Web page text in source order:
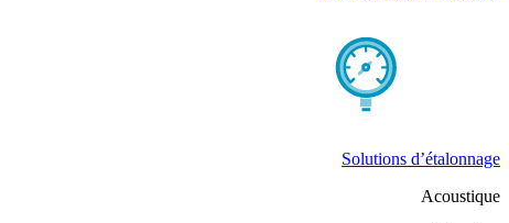
Solutions d’étalonnage
Acoustique